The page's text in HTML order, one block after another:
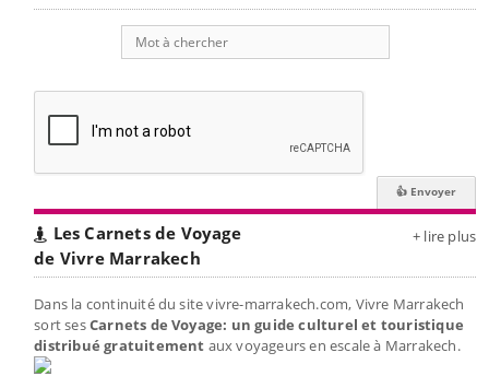
Les Carnets de Voyage
de Vivre Marrakech
+ lire plus
Dans la continuité du site vivre-marrakech.com, Vivre Marrakech
sort sesCarnets de Voyage: un guide culturel et touristique
distribué gratuitement aux voyageurs en escale à Marrakech.